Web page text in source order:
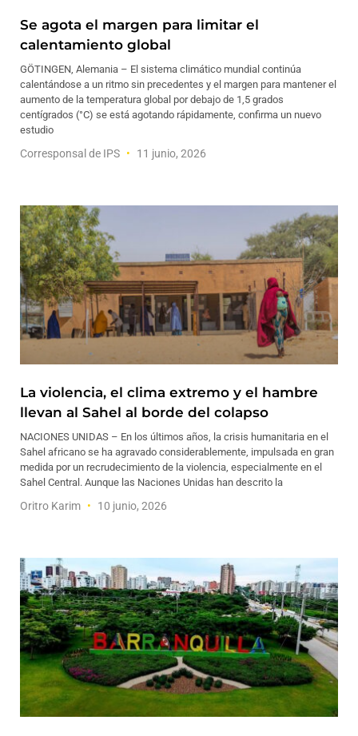
Se agota el margen para limitar el
calentamiento global
GÖTINGEN, Alemania – El sistema climático mundial continúa
calentándose a un ritmo sin precedentes y el margen para mantener el
aumento de la temperatura global por debajo de 1,5 grados
centígrados (°C) se está agotando rápidamente, confirma un nuevo
estudio
Corresponsal de IPS 11 junio, 2026
La violencia, el clima extremo y el hambre
llevan al Sahel al borde del colapso
NACIONES UNIDAS – En los últimos años, la crisis humanitaria en el
Sahel africano se ha agravado considerablemente, impulsada en gran
medida por un recrudecimiento de la violencia, especialmente en el
Sahel Central. Aunque las Naciones Unidas han descrito la
Oritro Karim 10 junio, 2026